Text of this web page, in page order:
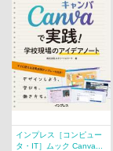
インプレス［コンピュー
タ・IT］ムック Canva...